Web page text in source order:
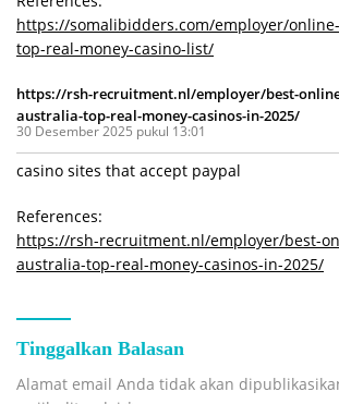
https://somalibidders.com/employer/
top-real-money-casino-list/
https://rsh-recruitment.nl/employer/best-
australia-top-real-money-casinos-in-2025/
30 Desember 2025 pukul 13:01
casino sites that accept paypal
References:
https://rsh-recruitment.nl/employer/best-
australia-top-real-money-casinos-in-2025/
Tinggalkan Balasan
Alamat email Anda tidak akan